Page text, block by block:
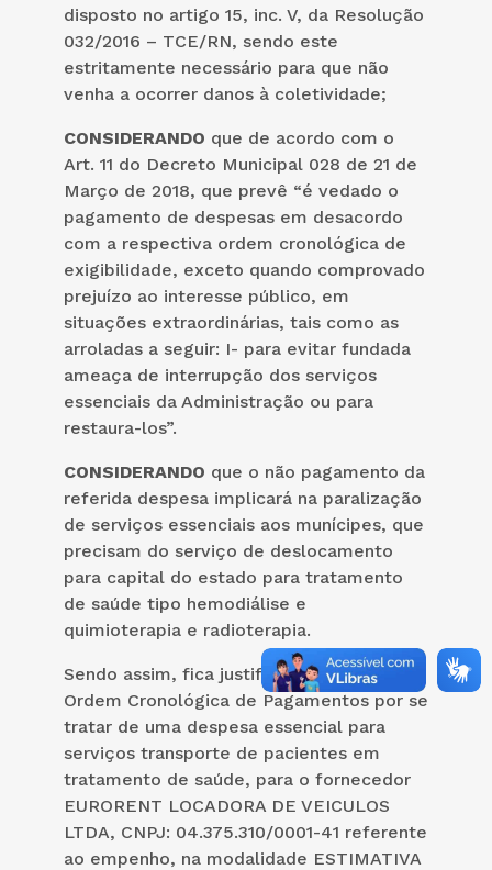
disposto no artigo 15, inc. V, da Resolução
032/2016 – TCE/RN, sendo este
estritamente necessário para que não
venha a ocorrer danos à coletividade;
CONSIDERANDO que de acordo com o
Art. 11 do Decreto Municipal 028 de 21 de
Março de 2018, que prevê “é vedado o
pagamento de despesas em desacordo
com a respectiva ordem cronológica de
exigibilidade, exceto quando comprovado
prejuízo ao interesse público, em
situações extraordinárias, tais como as
arroladas a seguir: I- para evitar fundada
ameaça de interrupção dos serviços
essenciais da Administração ou para
restaura-los”.
CONSIDERANDO que o não pagamento da
referida despesa implicará na paralização
de serviços essenciais aos munícipes, que
precisam do serviço de deslocamento
para capital do estado para tratamento
de saúde tipo hemodiálise e
quimioterapia e radioterapia.
Sendo assim, fica justificada a quebra da
Ordem Cronológica de Pagamentos por se
tratar de uma despesa essencial para
serviços transporte de pacientes em
tratamento de saúde, para o fornecedor
EURORENT LOCADORA DE VEICULOS
LTDA, CNPJ: 04.375.310/0001-41 referente
ao empenho, na modalidade ESTIMATIVA